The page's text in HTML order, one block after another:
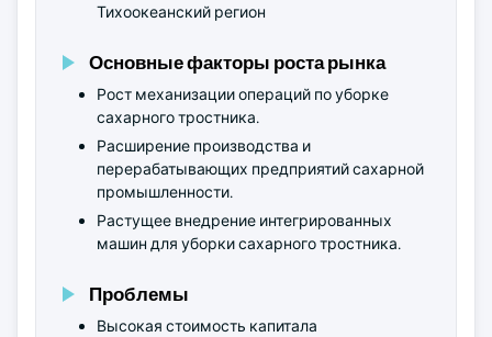
Тихоокеанский регион
Основные факторы роста рынка
Рост механизации операций по уборке
сахарного тростника.
Расширение производства и
перерабатывающих предприятий сахарной
промышленности.
Растущее внедрение интегрированных
машин для уборки сахарного тростника.
Проблемы
Высокая стоимость капитала